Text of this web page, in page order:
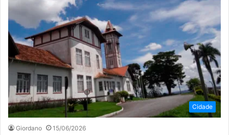
Cidade
Giordano 15/06/2026